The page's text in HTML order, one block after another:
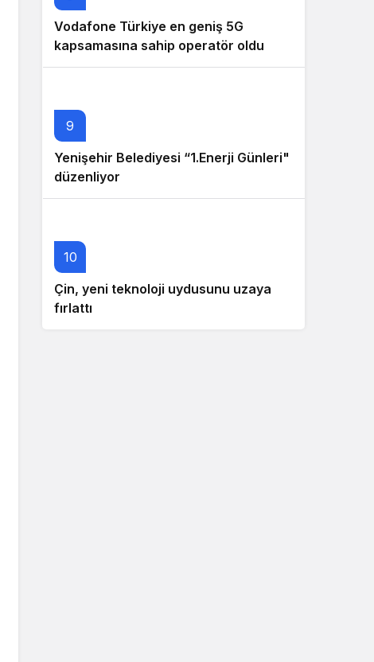
Vodafone Türkiye en geniş 5G
kapsamasına sahip operatör oldu
9
Yenişehir Belediyesi “1.Enerji Günleri"
düzenliyor
10
Çin, yeni teknoloji uydusunu uzaya
fırlattı